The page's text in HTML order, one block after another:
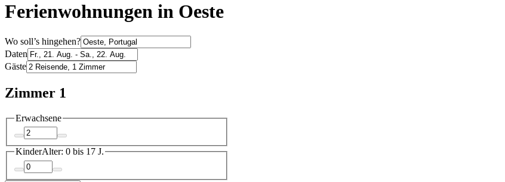
Ferienwohnungen in Oeste
Wo soll’s hingehen?
Daten
Gäste
Zimmer 1
Erwachsene
KinderAlter: 0 bis 17 J.